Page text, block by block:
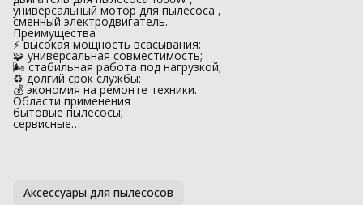
универсальный мотор для пылесоса ,
сменный электродвигатель.
Преимущества
⚡ высокая мощность всасывания;
🧩 универсальная совместимость;
🌬 стабильная работа под нагрузкой;
♻️ долгий срок службы;
💰 экономия на ремонте техники.
Области применения
бытовые пылесосы;
сервисные…
Аксессуары для пылесосов